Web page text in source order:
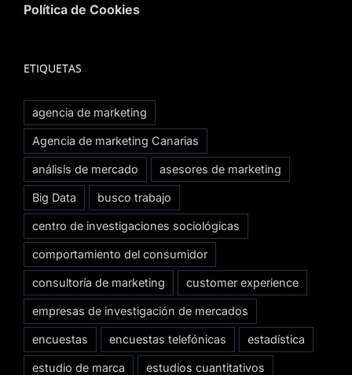
Política de Cookies
ETIQUETAS
agencia de marketing
Agencia de marketing Canarias
análisis de mercado asesores de marketing
Big Data busco trabajo
centro de investigaciones sociológicas
comportamiento del consumidor
consultoría de marketing customer experience
empresas de investigación de mercados
encuestas encuestas telefónicas estadística
estudio de marca estudios cuantitativos